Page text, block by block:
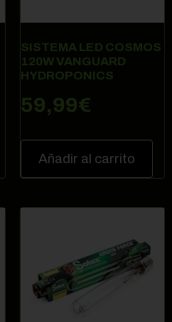
SISTEMA LED COSMOS
120W VANGUARD
HYDROPONICS
59,99€
Añadir al carrito